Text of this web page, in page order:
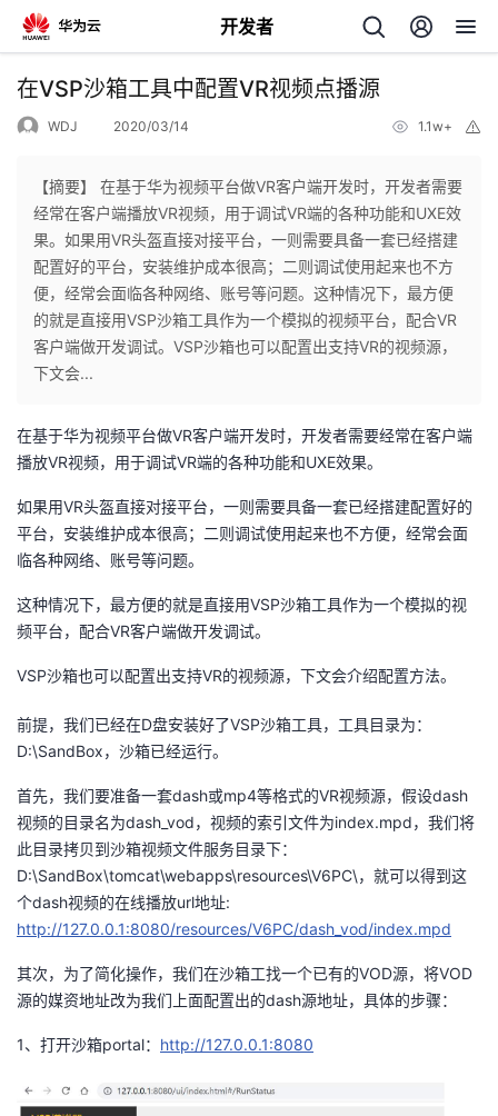
开发者
返
个
人
主
页
我
的
开
者
的
客
我
论
坛
的
圈
子
我
的
直
播
我
的
活
我
的
我
的
我
在VSP沙箱工具中配置VR视频点播源
WDJ 2020/03/14 1.1w+
【摘要】 在基于华为视频平台做VR客户端开发时，开发者需要
经常在客户端播放VR视频，用于调试VR端的各种功能和UXE效
果。如果用VR头盔直接对接平台，一则需要具备一套已经搭建
配置好的平台，安装维护成本很高；二则调试使用起来也不方
便，经常会面临各种网络、账号等问题。这种情况下，最方便
的就是直接用VSP沙箱工具作为一个模拟的视频平台，配合VR
客户端做开发调试。VSP沙箱也可以配置出支持VR的视频源，
下文会...
在基于华为视频平台做VR客户端开发时，开发者需要经常在客户端
播放VR视频，用于调试VR端的各种功能和UXE效果。
如果用VR头盔直接对接平台，一则需要具备一套已经搭建配置好的
平台，安装维护成本很高；二则调试使用起来也不方便，经常会面
临各种网络、账号等问题。
这种情况下，最方便的就是直接用VSP沙箱工具作为一个模拟的视
频平台，配合VR客户端做开发调试。
VSP沙箱也可以配置出支持VR的视频源，下文会介绍配置方法。
前提，我们已经在D盘安装好了VSP沙箱工具，工具目录为：
D:\SandBox，沙箱已经运行。
首先，我们要准备一套dash或mp4等格式的VR视频源，假设dash
视频的目录名为dash_vod，视频的索引文件为index.mpd，我们将
此目录拷贝到沙箱视频文件服务目录下：
D:\SandBox\tomcat\webapps\resources\V6PC\，就可以得到这
个dash视频的在线播放url地址:
http://127.0.0.1:8080/resources/V6PC/dash_vod/index.mpd
其次，为了简化操作，我们在沙箱工找一个已有的VOD源，将VOD
源的媒资地址改为我们上面配置出的dash源地址，具体的步骤：
1、打开沙箱portal： http://127.0.0.1:8080